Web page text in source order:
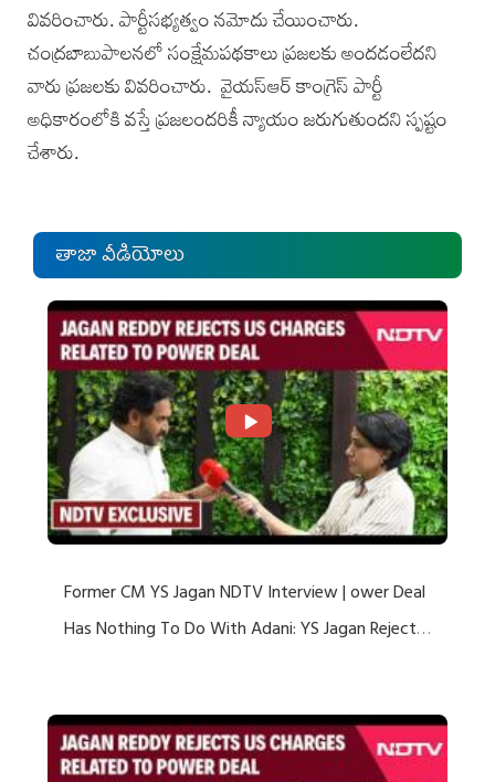
వివరించారు. పార్టీసభ్యత్వం నమోదు చేయించారు.
చంద్రబాబుపాలనలో సంక్షేమపథకాలు ప్రజలకు అందడంలేదని
వారు ప్రజలకు వివరించారు. వైయ‌స్ఆర్ కాంగ్రెస్ పార్టీ
అధికారంలోకి వ‌స్తే ప్ర‌జ‌లంద‌రికీ న్యాయం జ‌రుగుతుంద‌ని స్ప‌ష్టం
చేశారు.
తాజా వీడియోలు
Former CM YS Jagan NDTV Interview | ower Deal
Has Nothing To Do With Adani: YS Jagan Rejects